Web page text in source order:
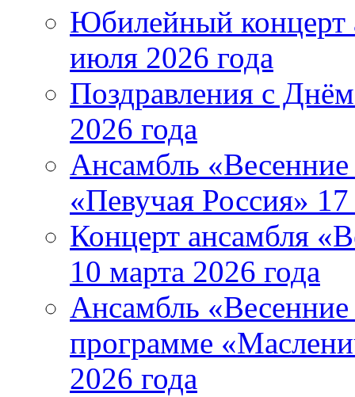
Юбилейный концерт
июля 2026 года
Поздравления с
2026 года
Ансамбль «Весенние
«Певучая Россия»
Концерт ансамбля
10 марта 2026 года
Ансамбль «Весенние
программе
2026 года